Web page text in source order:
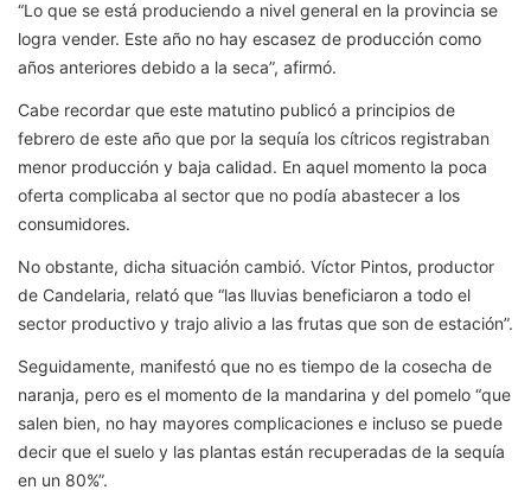
“Lo que se está produciendo a nivel general en la provincia se
logra vender. Este año no hay escasez de producción como
años anteriores debido a la seca”, afirmó.
Cabe recordar que este matutino publicó a principios de
febrero de este año que por la sequía los cítricos registraban
menor producción y baja calidad. En aquel momento la poca
oferta complicaba al sector que no podía abastecer a los
consumidores.
No obstante, dicha situación cambió. Víctor Pintos, productor
de Candelaria, relató que “las lluvias beneficiaron a todo el
sector productivo y trajo alivio a las frutas que son de estación”.
Seguidamente, manifestó que no es tiempo de la cosecha de
naranja, pero es el momento de la mandarina y del pomelo “que
salen bien, no hay mayores complicaciones e incluso se puede
decir que el suelo y las plantas están recuperadas de la sequía
en un 80%”.